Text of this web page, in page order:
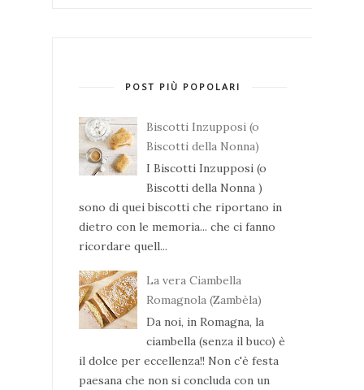
POST PIÙ POPOLARI
Biscotti Inzupposi (o
Biscotti della Nonna)
I Biscotti Inzupposi (o
Biscotti della Nonna )
sono di quei biscotti che riportano in
dietro con le memoria... che ci fanno
ricordare quell...
La vera Ciambella
Romagnola (Zambèla)
Da noi, in Romagna, la
ciambella (senza il buco) è
il dolce per eccellenza!! Non c'è festa
paesana che non si concluda con un